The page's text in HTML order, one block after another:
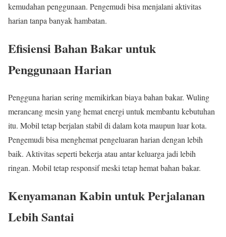
kemudahan penggunaan. Pengemudi bisa menjalani aktivitas
harian tanpa banyak hambatan.
Efisiensi Bahan Bakar untuk
Penggunaan Harian
Pengguna harian sering memikirkan biaya bahan bakar. Wuling
merancang mesin yang hemat energi untuk membantu kebutuhan
itu. Mobil tetap berjalan stabil di dalam kota maupun luar kota.
Pengemudi bisa menghemat pengeluaran harian dengan lebih
baik. Aktivitas seperti bekerja atau antar keluarga jadi lebih
ringan. Mobil tetap responsif meski tetap hemat bahan bakar.
Kenyamanan Kabin untuk Perjalanan
Lebih Santai